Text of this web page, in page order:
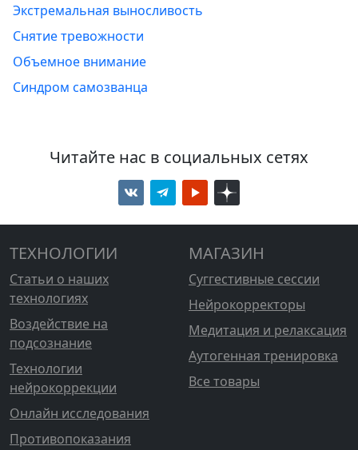
Экстремальная выносливость
Снятие тревожности
Объемное внимание
Синдром самозванца
Читайте нас в социальных сетях
ТЕХНОЛОГИИ
Статьи о наших
технологиях
Воздействие на
подсознание
Технологии
нейрокоррекции
Онлайн исследования
Противопоказания
МАГАЗИН
Суггестивные сессии
Нейрокорректоры
Медитация и релаксация
Аутогенная тренировка
Все товары